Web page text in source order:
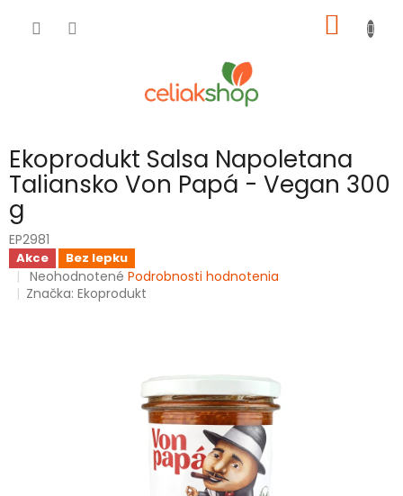
KOŠÍK
Ekoprodukt Salsa Napoletana
Taliansko Von Papá - Vegan 300
g
EP2981
Akce Bez lepku
Priemerné
hodnotenie
Neohodnotené Podrobnosti hodnotenia
Značka:Ekoprodukt